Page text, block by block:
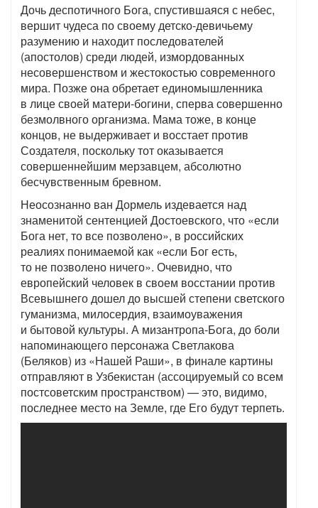
Дочь деспотичного Бога, спустившаяся с небес,
вершит чудеса по своему детско-девичьему
разумению и находит последователей
(апостолов) среди людей, измордованных
несовершенством и жестокостью современного
мира. Позже она обретает единомышленника
в лице своей матери-богини, сперва совершенно
безмолвного организма. Мама тоже, в конце
концов, не выдерживает и восстает против
Создателя, поскольку тот оказывается
совершеннейшим мерзавцем, абсолютно
бесчувственным бревном.
Неосознанно ван Дормель издевается над
знаменитой сентенцией Достоевского, что «если
Бога нет, то все позволено», в российских
реалиях понимаемой как «если Бог есть,
то не позволено ничего». Очевидно, что
европейский человек в своем восстании против
Всевышнего дошел до высшей степени светского
гуманизма, милосердия, взаимоуважения
и бытовой культуры. А мизантропа-Бога, до боли
напоминающего персонажа Светлакова
(Беляков) из «Нашей Раши», в финале картины
отправляют в Узбекистан (ассоцируемый со всем
постсоветским пространством) — это, видимо,
последнее место на Земле, где Его будут терпеть.